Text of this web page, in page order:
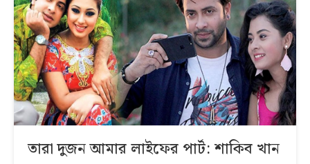
তারা দুজন আমার লাইফের পার্ট: শাকিব খান